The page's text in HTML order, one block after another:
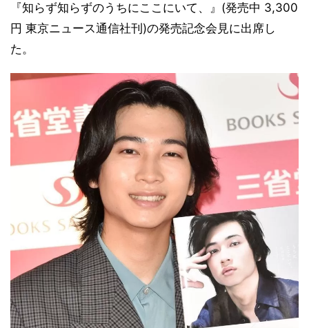
『知らず知らずのうちにここにいて、』(発売中 3,300
円 東京ニュース通信社刊)の発売記念会見に出席し
た。